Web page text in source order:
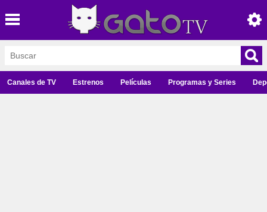
Canales de TV Estrenos Películas Programas y Series